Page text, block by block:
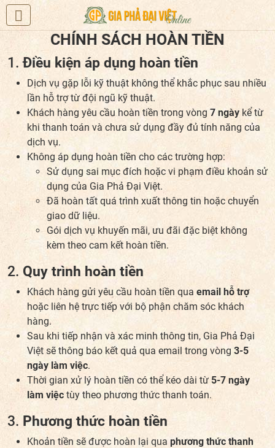
CHÍNH SÁCH HOÀN TIỀN
1.Điều kiện áp dụng hoàn tiền
Dịch vụ gặp lỗi kỹ thuật không thể khắc phục sau nhiều
lần hỗ trợ từ đội ngũ kỹ thuật.
Khách hàng yêu cầu hoàn tiền trong vòng 7 ngày kể từ
khi thanh toán và chưa sử dụng đầy đủ tính năng của
dịch vụ.
Không áp dụng hoàn tiền cho các trường hợp:
Sử dụng sai mục đích hoặc vi phạm điều khoản sử
dụng của Gia Phả Đại Việt.
Đã hoàn tất quá trình xuất thông tin hoặc chuyển
giao dữ liệu.
Gói dịch vụ khuyến mãi, ưu đãi đặc biệt không
kèm theo cam kết hoàn tiền.
2. Quy trình hoàn tiền
Khách hàng gửi yêu cầu hoàn tiền qua email hỗ trợ
hoặc liên hệ trực tiếp với bộ phận chăm sóc khách
hàng.
Sau khi tiếp nhận và xác minh thông tin, Gia Phả Đại
Việt sẽ thông báo kết quả qua email trong vòng 3-5
ngày làm việc.
Thời gian xử lý hoàn tiền có thể kéo dài từ 5-7 ngày
làm việc tùy theo phương thức thanh toán.
3. Phương thức hoàn tiền
Khoản tiền sẽ được hoàn lại qua phương thức thanh